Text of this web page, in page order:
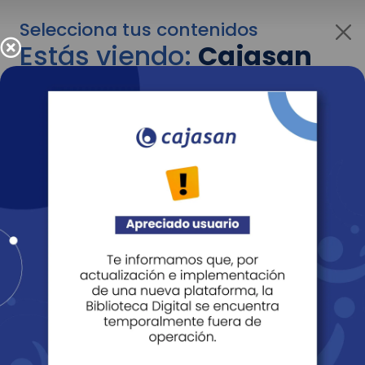
Selecciona tus contenidos
Estás viendo:Cajasan
corporativo
Para cambiar al contenido de tu interés más
adelante recuerda utilizar el menú
Entendido